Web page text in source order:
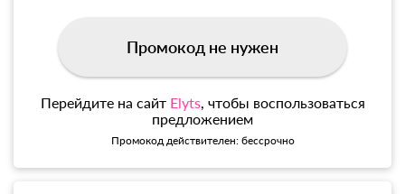
Промокод не нужен
Перейдите на сайт Elyts, чтобы воспользоваться
предложением
Промокод действителен: бессрочно